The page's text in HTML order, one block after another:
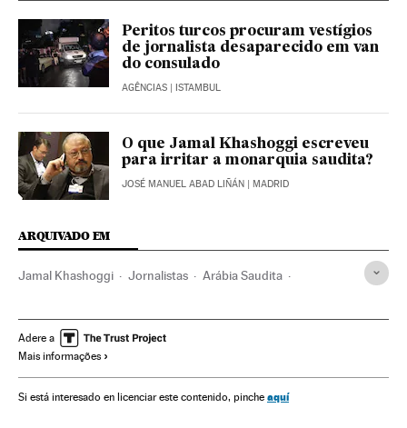
Peritos turcos procuram vestígios
de jornalista desaparecido em van
do consulado
AGÊNCIAS | ISTAMBUL
O que Jamal Khashoggi escreveu
para irritar a monarquia saudita?
JOSÉ MANUEL ABAD LIÑÁN | MADRID
ARQUIVADO EM
Jamal Khashoggi Jornalistas Arábia Saudita
Casos por resolver Jornalismo
Casos judiciais
Meios comunicação Comunicação Justiça
Adere a
Mais informações
Si está interesado en licenciar este contenido, pinche aquí